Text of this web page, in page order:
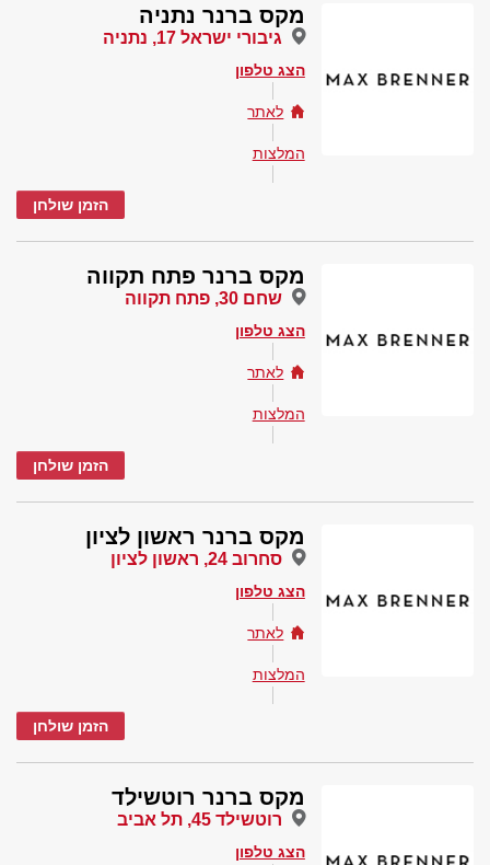
מקס ברנר נתניה
גיבורי ישראל 17, נתניה
הצג טלפון
לאתר
המלצות
הזמן שולחן
מקס ברנר פתח תקווה
שחם 30, פתח תקווה
הצג טלפון
לאתר
המלצות
הזמן שולחן
מקס ברנר ראשון לציון
סחרוב 24, ראשון לציון
הצג טלפון
לאתר
המלצות
הזמן שולחן
מקס ברנר רוטשילד
רוטשילד 45, תל אביב
הצג טלפון